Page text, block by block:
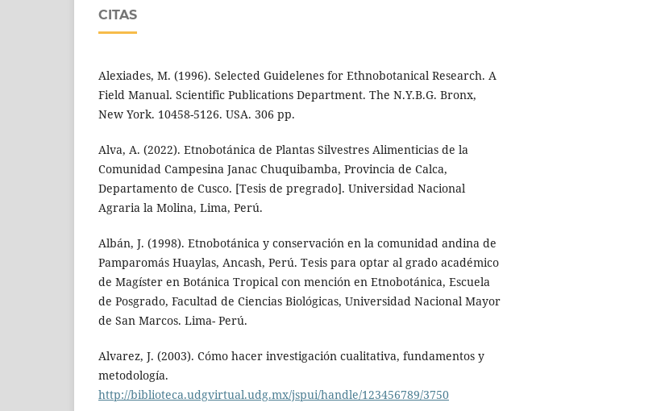
CITAS
Alexiades, M. (1996). Selected Guidelenes for Ethnobotanical Research. A
Field Manual. Scientific Publications Department. The N.Y.B.G. Bronx,
New York. 10458-5126. USA. 306 pp.
Alva, A. (2022). Etnobotánica de Plantas Silvestres Alimenticias de la
Comunidad Campesina Janac Chuquibamba, Provincia de Calca,
Departamento de Cusco. [Tesis de pregrado]. Universidad Nacional
Agraria la Molina, Lima, Perú.
Albán, J. (1998). Etnobotánica y conservación en la comunidad andina de
Pamparomás Huaylas, Ancash, Perú. Tesis para optar al grado académico
de Magíster en Botánica Tropical con mención en Etnobotánica, Escuela
de Posgrado, Facultad de Ciencias Biológicas, Universidad Nacional Mayor
de San Marcos. Lima- Perú.
Alvarez, J. (2003). Cómo hacer investigación cualitativa, fundamentos y
metodología.
http://biblioteca.udgvirtual.udg.mx/jspui/handle/123456789/3750